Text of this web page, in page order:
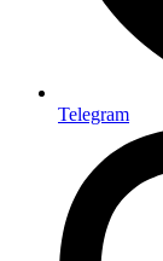
Telegram